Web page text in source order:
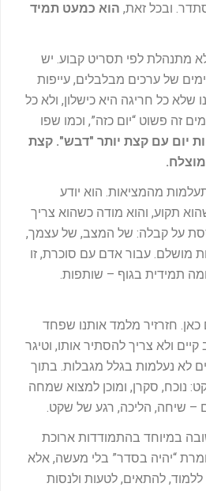
ובכל זאת, הוא כמעט תמיד
מתנהלת לפי תסריט קבוע. יש
ימים של ערכים מבלבלים, עייפות
שלא כל חריגה היא כישלון, ולא כל
זה פשוט “יום כזה”, וכמו שפו
יום עם קצת יותר "דבש". קצת
מוצלח.
מהמציאות. הוא יודע
תקוע, והוא מודה כשהוא צריך
על קבלה: של המצב, של עצמך,
מושלם. עבור אדם עם סוכרת, זו
תמידית בגוף – שותפות.
חזרזיר מלמד אותנו שפחד
ולא צריך להסתיר אותו, וטיגר
לא נעלמות בגלל מגבלות. בתוך
נוכח, סקרן, ומוכן למצוא שמחה
– שיחה, הליכה, רגע של שקט.
במיוחד בהתמודדות ארוכת
“יהיה בסדר” בלי מעשה, אלא
להתאים, לטעות ולנסות